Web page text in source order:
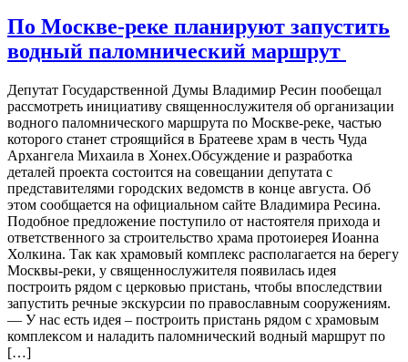
По Москве-реке планируют запустить
водный паломнический маршрут
Депутат Государственной Думы Владимир Ресин пообещал
рассмотреть инициативу священнослужителя об организации
водного паломнического маршрута по Москве-реке, частью
которого станет строящийся в Братееве храм в честь Чуда
Архангела Михаила в Хонех.Обсуждение и разработка
деталей проекта состоится на совещании депутата с
представителями городских ведомств в конце августа. Об
этом сообщается на официальном сайте Владимира Ресина.
Подобное предложение поступило от настоятеля прихода и
ответственного за строительство храма протоиерея Иоанна
Холкина. Так как храмовый комплекс располагается на берегу
Москвы-реки, у священнослужителя появилась идея
построить рядом с церковью пристань, чтобы впоследствии
запустить речные экскурсии по православным сооружениям.
— У нас есть идея – построить пристань рядом с храмовым
комплексом и наладить паломнический водный маршрут по
[…]